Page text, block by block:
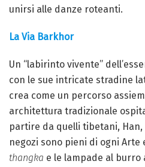
unirsi alle danze roteanti.
La Via Barkhor
Un “labirinto vivente”
con le sue intricate stradine
crea come un percorso
architettura tradizionale
partire da quelli tibetani, Han,
negozi sono pieni di ogni Arte
thangka e le lampade al burro